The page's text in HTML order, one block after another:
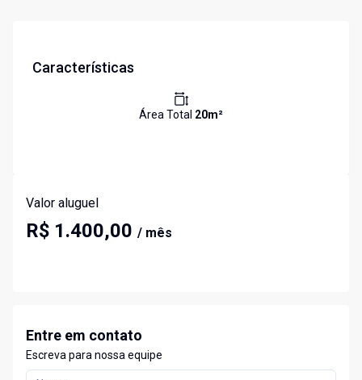
Características
Área Total 20m²
Valor aluguel
R$ 1.400,00 / mês
Entre em contato
Escreva para nossa equipe